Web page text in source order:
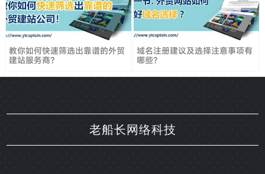
教你如何快速筛选出靠谱的外贸
建站服务商？
域名注册建议及选择注意事项有
哪些？
老船长网络科技